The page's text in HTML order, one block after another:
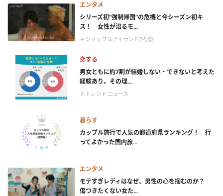
エンタメ
シリーズ初“強制帰国”の危機と今シーズン初キ
ス！ 女性が沼るモ...
＃シャッフルアイランド7考察
恋する
男女ともに約7割が結婚しない・できないと考えた
経験あり。その理...
＃トレンドニュース
暮らす
カップル旅行で人気の都道府県ランキング！ 行
ってよかった国内旅...
エンタメ
モテすぎレディはなぜ、男性の心を掴むのか？
傷つきたくない女た...